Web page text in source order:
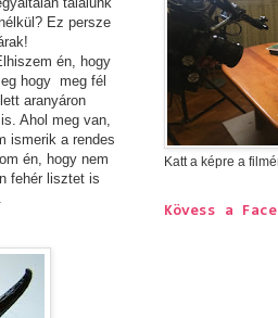
Ez persze
én, hogy
hogy meg fél
aranyáron
Ahol meg van,
ismerik a rendes
én, hogy nem
fehér lisztet is
Katt a képre a
Kövess a